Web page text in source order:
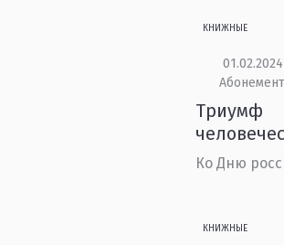
КНИЖНЫЕ
Абонемент
Триумф
Ко Дню
КНИЖНЫЕ